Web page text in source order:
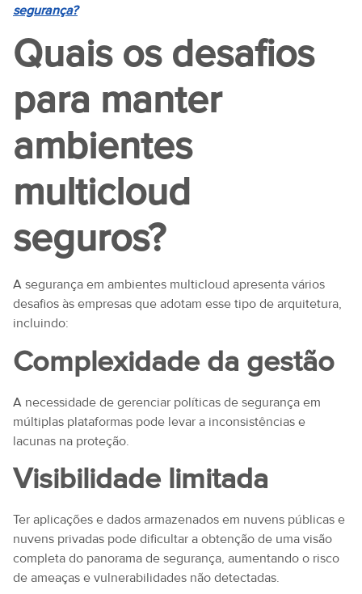
segurança?
Quais os desafios
para manter
ambientes
multicloud
seguros?
A segurança em ambientes multicloud apresenta vários
desafios às empresas que adotam esse tipo de arquitetura,
incluindo:
Complexidade da gestão
A necessidade de gerenciar políticas de segurança em
múltiplas plataformas pode levar a inconsistências e
lacunas na proteção.
Visibilidade limitada
Ter aplicações e dados armazenados em nuvens públicas e
nuvens privadas pode dificultar a obtenção de uma visão
completa do panorama de segurança, aumentando o risco
de ameaças e vulnerabilidades não detectadas.